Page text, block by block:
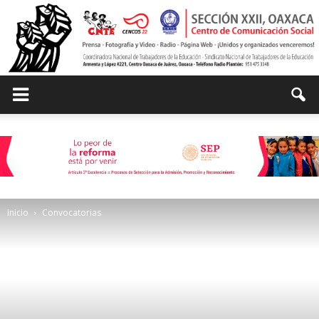
de
Inicio Convocatorias